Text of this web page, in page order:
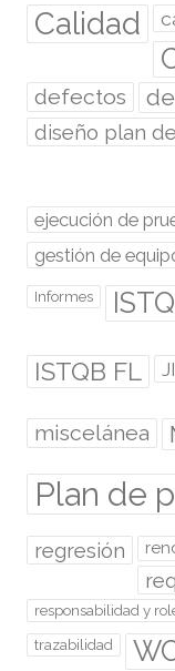
Calidad
defectos
diseño plan
ejecución de
gestión de
Informes
ISTQB FL
miscelánea
Plan de
regresión
responsabilidad y
trazabilidad